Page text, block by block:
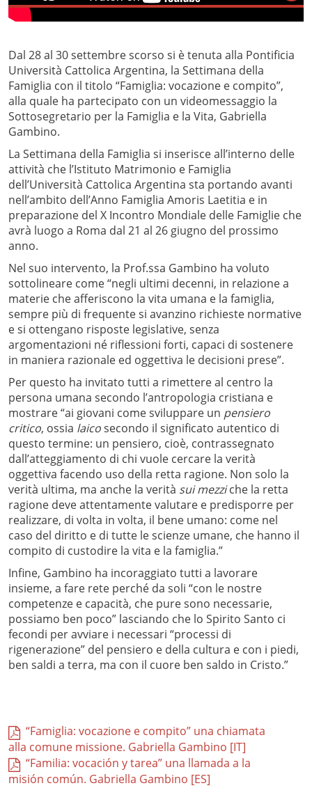
Dal 28 al 30 settembre scorso si è tenuta alla Pontificia
Università Cattolica Argentina, la Settimana della
Famiglia con il titolo “Famiglia: vocazione e compito”,
alla quale ha partecipato con un videomessaggio la
Sottosegretario per la Famiglia e la Vita, Gabriella
Gambino.
La Settimana della Famiglia si inserisce all’interno delle
attività che l’Istituto Matrimonio e Famiglia
dell’Università Cattolica Argentina sta portando avanti
nell’ambito dell’Anno Famiglia Amoris Laetitia e in
preparazione del X Incontro Mondiale delle Famiglie che
avrà luogo a Roma dal 21 al 26 giugno del prossimo
anno.
Nel suo intervento, la Prof.ssa Gambino ha voluto
sottolineare come “negli ultimi decenni, in relazione a
materie che afferiscono la vita umana e la famiglia,
sempre più di frequente si avanzino richieste normative
e si ottengano risposte legislative, senza
argomentazioni né riflessioni forti, capaci di sostenere
in maniera razionale ed oggettiva le decisioni prese”.
Per questo ha invitato tutti a rimettere al centro la
persona umana secondo l’antropologia cristiana e
mostrare “ai giovani come sviluppare un pensiero
critico, ossia laicosecondo il significato autentico di
questo termine: un pensiero, cioè, contrassegnato
dall’atteggiamento di chi vuole cercare la verità
oggettiva facendo uso della retta ragione. Non solo la
verità ultima, ma anche la verità sui mezziche la retta
ragione deve attentamente valutare e predisporre per
realizzare, di volta in volta, il bene umano: come nel
caso del diritto e di tutte le scienze umane, che hanno il
compito di custodire la vita e la famiglia.”
Infine, Gambino ha incoraggiato tutti a lavorare
insieme, a fare rete perché da soli “con le nostre
competenze e capacità, che pure sono necessarie,
possiamo ben poco” lasciando che lo Spirito Santo ci
fecondi per avviare i necessari “processi di
rigenerazione” del pensiero e della cultura e con i piedi,
ben saldi a terra, ma con il cuore ben saldo in Cristo.”
“Famiglia: vocazione e compito” una chiamata
alla comune missione. Gabriella Gambino [IT]
“Familia: vocación y tarea” una llamada a la
misión común. Gabriella Gambino [ES]